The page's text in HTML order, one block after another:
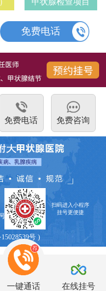
有哪些，四川选择哪
甲状腺医院，为帮助
问题，医院不断在技术
备，将中医诊治与物
疗甲状腺疾病使用的
复疗法，解决了传统治
吃药的痛苦，避免药
来，开展了“网上预
项便民利民措施，旨在
，深受患者欢迎。成都
防、保健、改善为一
结节疾病医院临床基
免费电话
免费电话 免费咨询
扫码进入小程序
挂号更便捷
号 )
一键通话 在线挂号